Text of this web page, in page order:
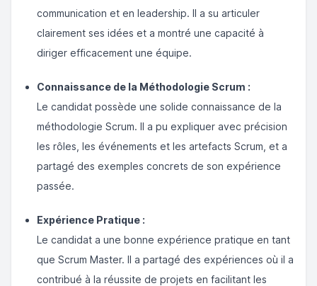
communication et en leadership. Il a su articuler
clairement ses idées et a montré une capacité à
diriger efficacement une équipe.
Connaissance de la Méthodologie Scrum :
Le candidat possède une solide connaissance de la
méthodologie Scrum. Il a pu expliquer avec précision
les rôles, les événements et les artefacts Scrum, et a
partagé des exemples concrets de son expérience
passée.
Expérience Pratique :
Le candidat a une bonne expérience pratique en tant
que Scrum Master. Il a partagé des expériences où il a
contribué à la réussite de projets en facilitant les